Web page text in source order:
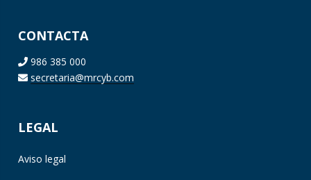
CONTACTA
986 385 000
secretaria@mrcyb.com
LEGAL
Aviso legal